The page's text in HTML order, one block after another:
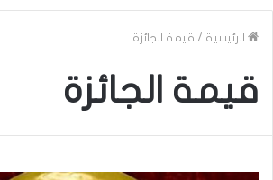
الرئيسية / قيمة الجائزة
قيمة الجائزة